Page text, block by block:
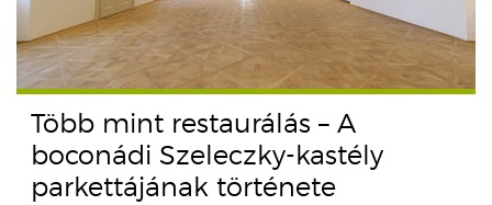
Több mint restaurálás – A
boconádi Szeleczky-kastély
parkettájának története